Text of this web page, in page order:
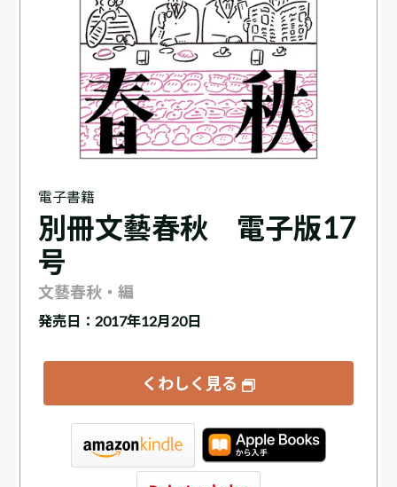
電子書籍
別冊文藝春秋 電子版17
号
文藝春秋・編
発売日：2017年12月20日
くわしく見る